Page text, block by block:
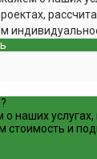
наших
стоимость и